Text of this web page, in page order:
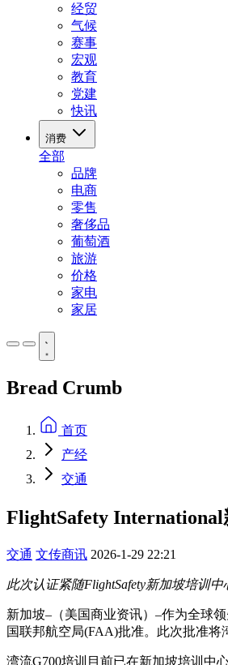
经贸
气候
赛事
宏观
教育
党建
快讯
消费
全部
品牌
电商
零售
奢侈品
葡萄酒
旅游
价格
家电
家居
Bread Crumb
首页
产经
交通
FlightSafety
交通 文传商讯 2026-1-29 22:21
此次认证紧随FlightSafety新加坡培训
新加坡–（美国商业资讯）–作为全球
国联邦航空局(FAA)批准。此次批准将
湾流G700培训目前已在新加坡培训中